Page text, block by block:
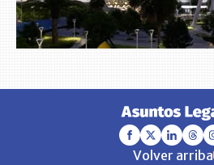
Volver arriba